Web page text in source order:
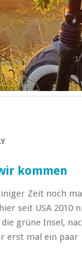
kommen
Zeit noch
seit USA 2010
die grüne Insel,
erst mal ein